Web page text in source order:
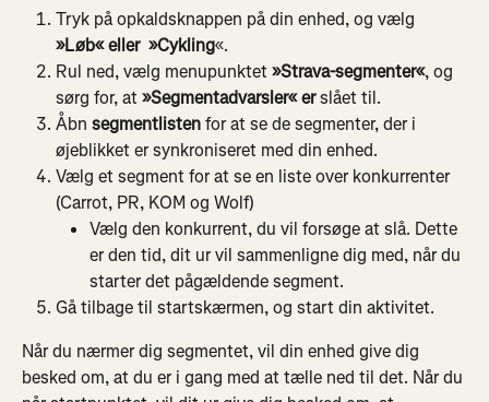
Tryk på opkaldsknappen på din enhed, og vælg
»Løb« eller »Cykling«.
Rul ned, vælg menupunktet »Strava-segmenter«, og
sørg for, at »Segmentadvarsler« er slået til.
Åbn segmentlisten for at se de segmenter, der i
øjeblikket er synkroniseret med din enhed.
Vælg et segment for at se en liste over konkurrenter
(Carrot, PR, KOM og Wolf)
Vælg den konkurrent, du vil forsøge at slå. Dette
er den tid, dit ur vil sammenligne dig med, når du
starter det pågældende segment.
Gå tilbage til startskærmen, og start din aktivitet.
Når du nærmer dig segmentet, vil din enhed give dig
besked om, at du er i gang med at tælle ned til det. Når du